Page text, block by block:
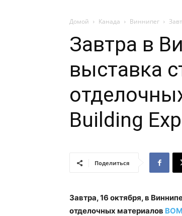
Домой Канада Виннипег
Завтра в
выставка
Building
Поделиться
Завтра, 16 октября, в
отделочных материалов